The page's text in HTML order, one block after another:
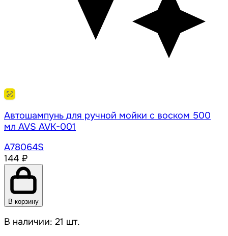
Автошампунь для ручной мойки с воском 500
мл AVS AVK-001
A78064S
144 ₽
В корзину
В наличии: 21 шт.